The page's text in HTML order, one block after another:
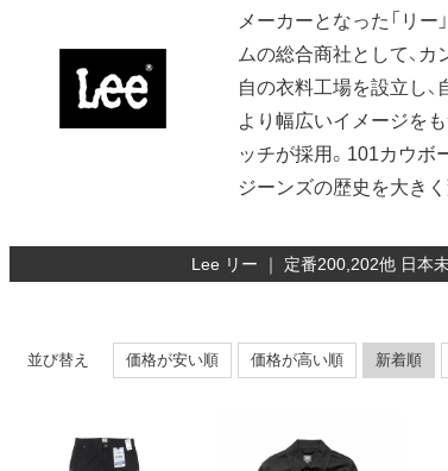
メーカーとなった「リー
ムの総合商社として、
自の衣料工場を設立し
より幅広いイメージを
ッチが採用。101カウ
ジーンズの歴史を大き
Lee リー ｜ 定番200,202他 日本
並び替え 価格が安い順 価格が高い順 新着順